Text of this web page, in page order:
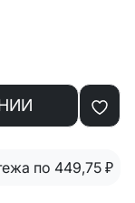
по 449,75 ₽